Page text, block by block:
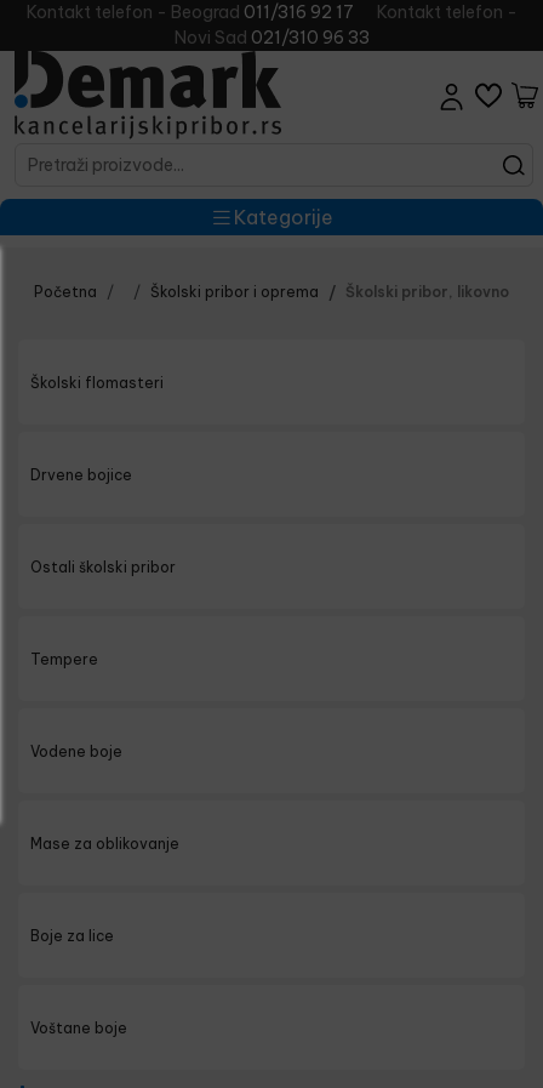
Kontakt telefon - Beograd 011/316 92 17
Kontakt telefon -
Novi Sad 021/310 96 33
Kategorije
Početna Školski pribor i oprema Školski pribor, likovno
Školski flomasteri
Drvene bojice
Ostali školski pribor
Tempere
Vodene boje
Mase za oblikovanje
Boje za lice
Voštane boje